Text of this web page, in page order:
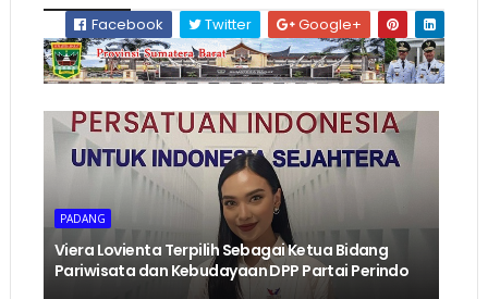
Facebook
Twitter Google+
PADANG
Viera Lovienta Terpilih Sebagai Ketua Bidang
Pariwisata dan Kebudayaan DPP Partai Perindo